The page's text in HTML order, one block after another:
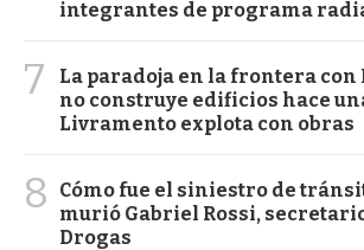
integrantes de programa
7
La paradoja en la frontera con
no construye edificios hace
Livramento explota con obras
8
Cómo fue el siniestro de
murió Gabriel Rossi,
Drogas